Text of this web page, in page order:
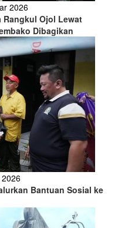
2026
Rangkul Ojol Lewat
Dibagikan
Bantuan Sosial ke